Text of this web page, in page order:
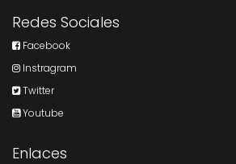
Redes Sociales
Facebook
Instragram
Twitter
Youtube
Enlaces